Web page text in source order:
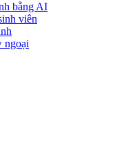
bằng AI
viên
ngoại